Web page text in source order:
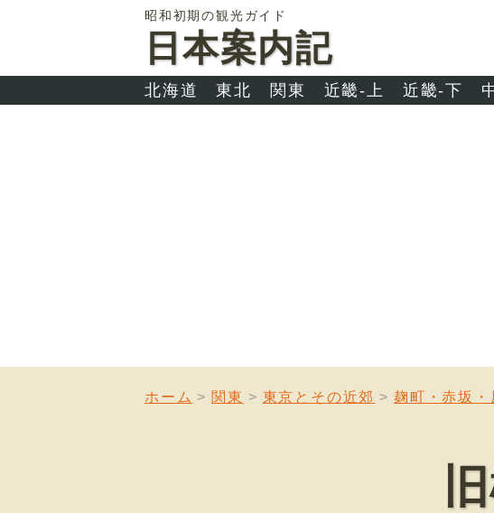
昭和初期の観光ガイド
日本案内記
北海道 東北 関東 近畿-上 近畿-下
ホーム 関東 東京とその近郊 麹町・赤坂・